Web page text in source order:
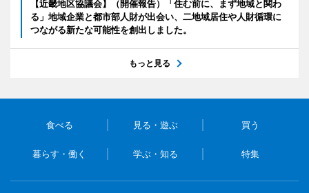
【近畿地区協議会】（開催報告）「住む前に、まず地域と関わ
る」地域企業と都市部人財が出会い、二地域居住や人財循環に
つながる新たな可能性を創出しました。
もっと見る
食べる 見る・遊ぶ 買う
暮らす・働く 学ぶ・知る 特集